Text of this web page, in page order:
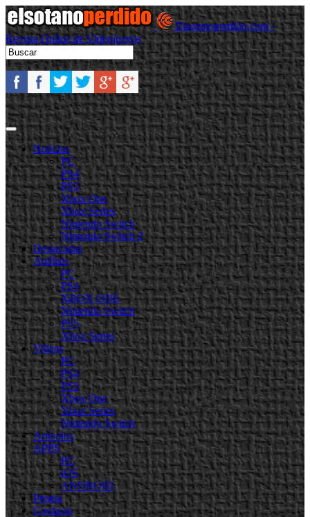
Elsotanoperdido.com -
Revista Online de Videojuegos
Noticias
PC
PS4
PS5
Xbox One
Xbox Series
Nintendo Switch
Nintendo Switch 2
Destacadas
Análisis
PC
PS4
XBOX ONE
Nintendo Switch
PS5
Xbox Series
Videos
PC
PS4
PS5
Xbox One
Xbox Series
Nintendo Switch
Artículos
APPS
PC
iOS
ANDROID
Prensa
Contacto